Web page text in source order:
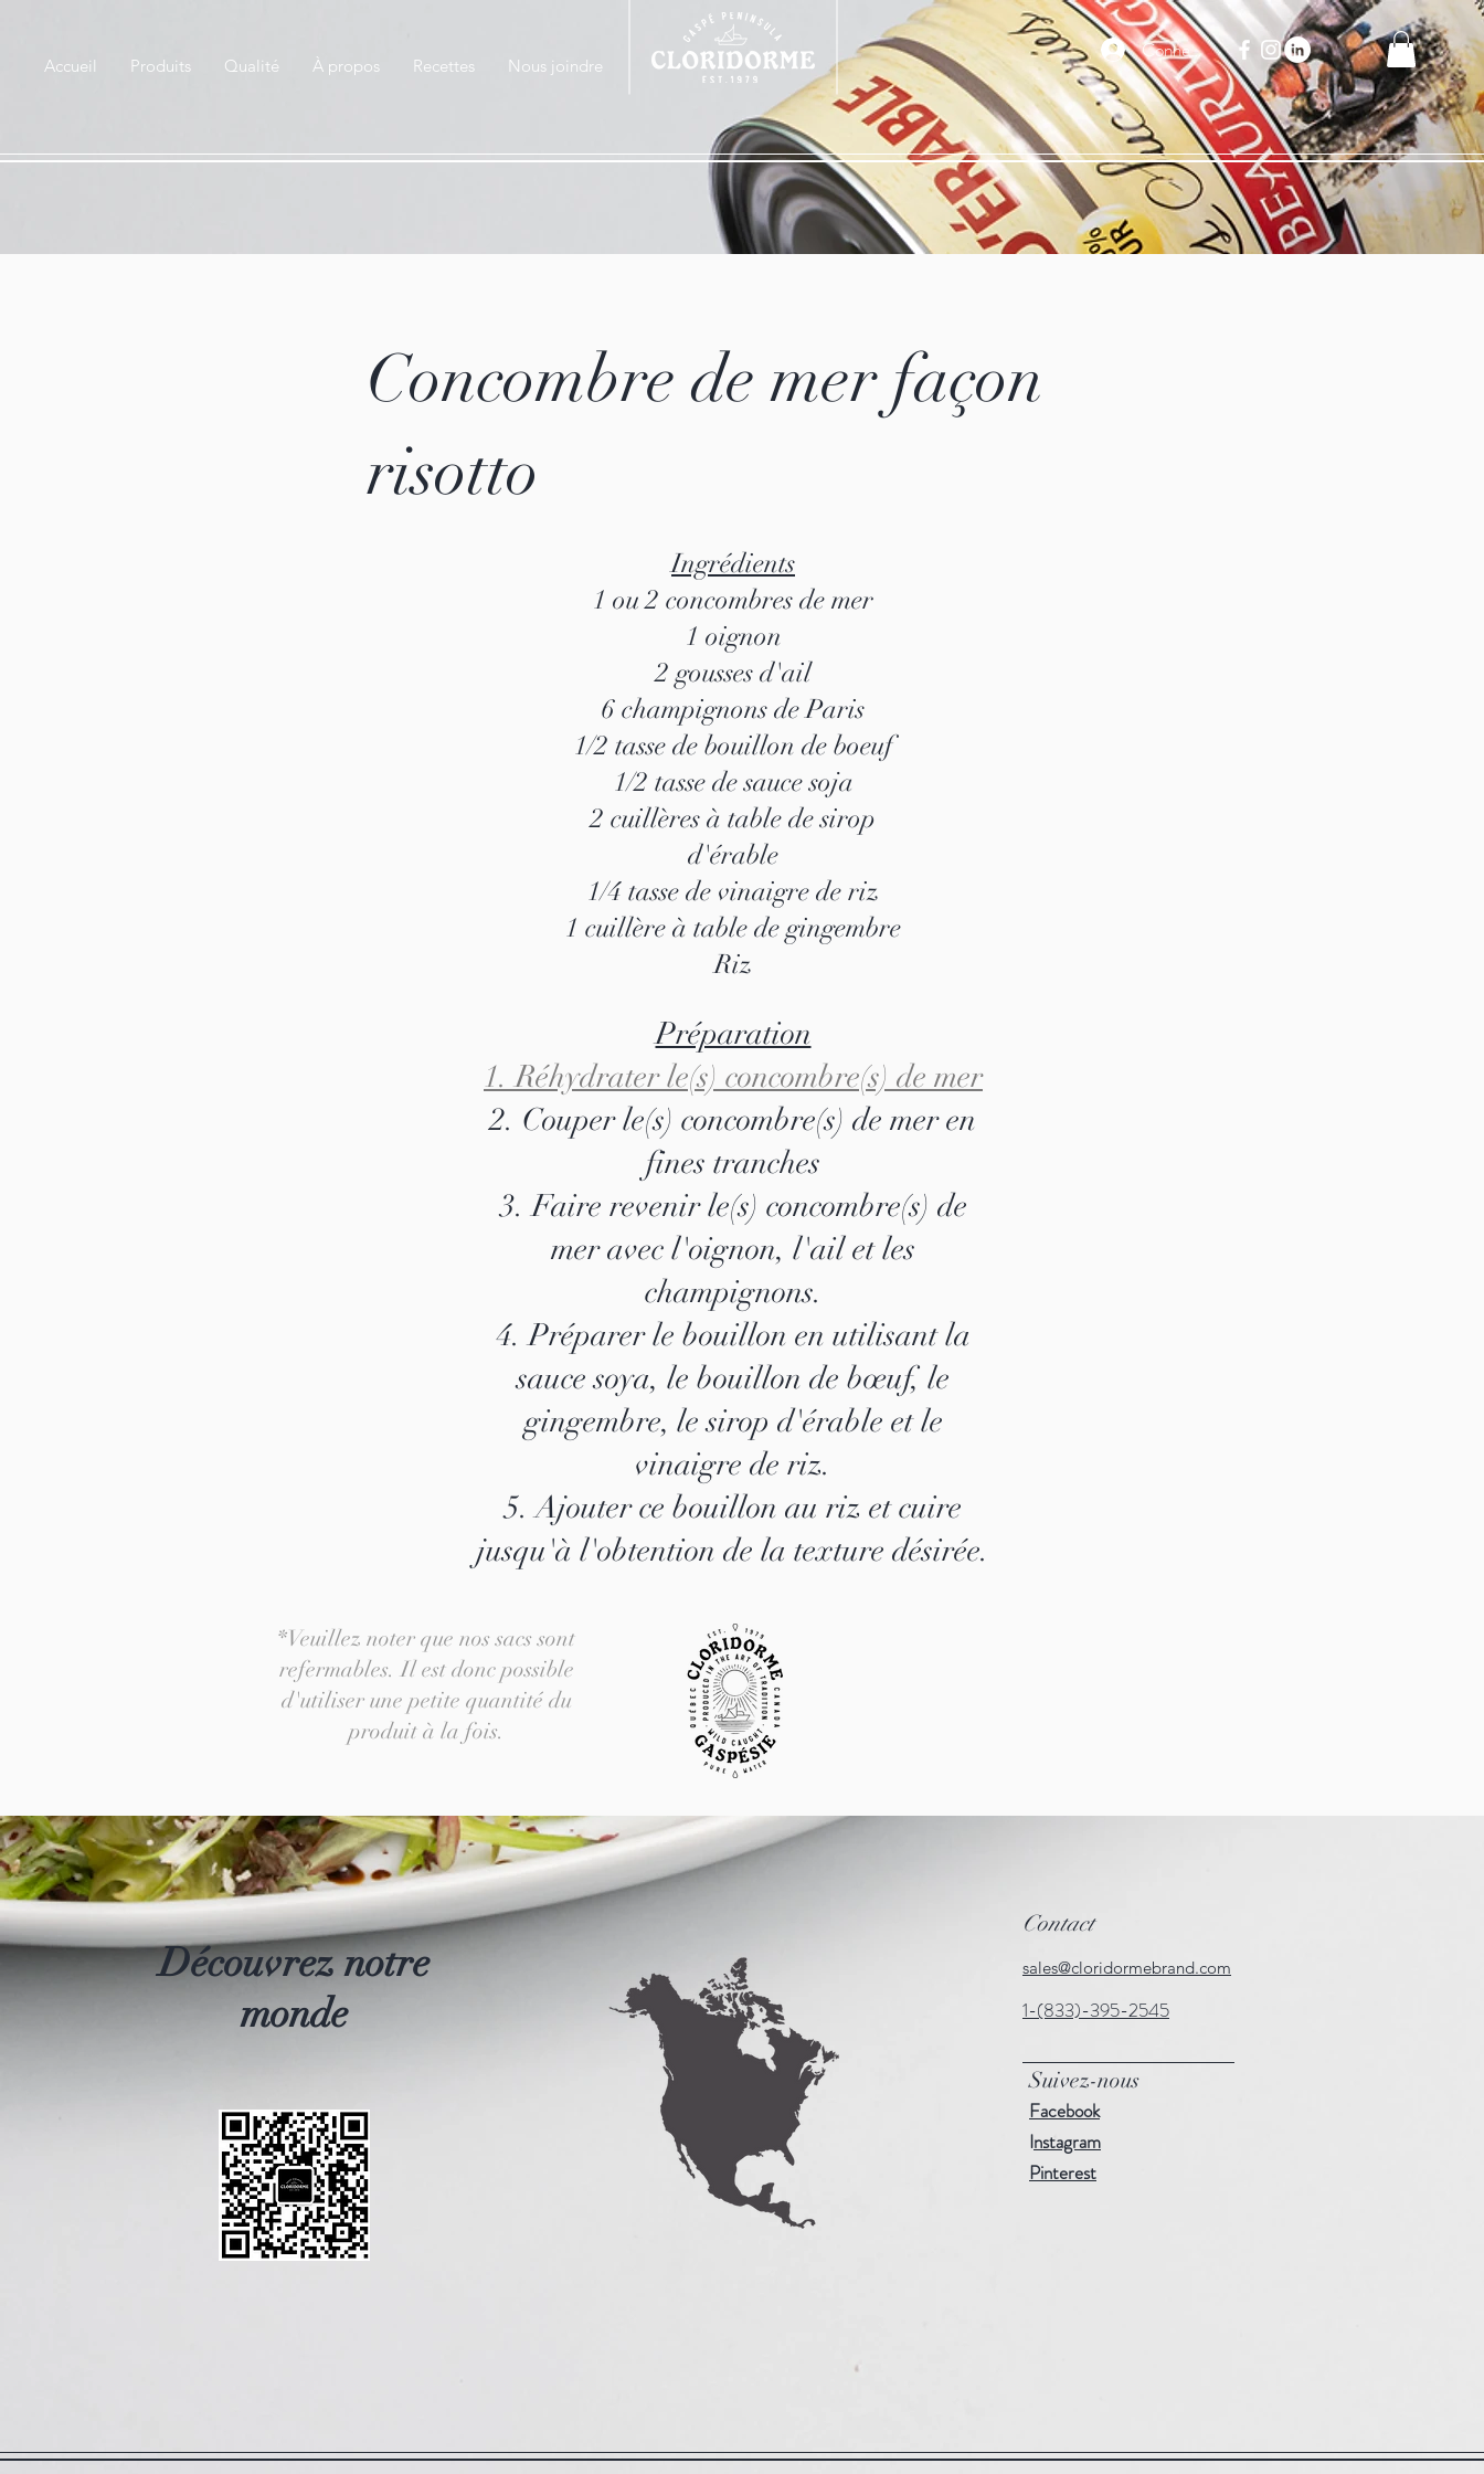
Connexion
Accueil Produits Qualité À propos Recettes Nous joindre
Concombre de mer façon
risotto
Ingrédients
1 ou 2 concombres de mer
1 oignon
2 gousses d'ail
6 champignons de Paris
1/2 tasse de bouillon de boeuf
1/2 tasse de sauce soja
2 cuillères à table de sirop
d'érable
1/4 tasse de vinaigre de riz
1 cuillère à table de gingembre
Riz
Préparation
1. Réhydrater le(s) concombre(s) de mer
2. Couper le(s) concombre(s) de mer en
fines tranches
3. Faire revenir le(s) concombre(s) de
mer avec l'oignon, l'ail et les
champignons.
4. Préparer le bouillon en utilisant la
sauce soya, le bouillon de bœuf, le
gingembre, le sirop d'érable et le
vinaigre de riz.
5. Ajouter ce bouillon au riz et cuire
jusqu'à l'obtention de la texture désirée.
*Veuillez noter que nos sacs sont
refermables. Il est donc possible
d'utiliser une petite quantité du
produit à la fois.
Contact
Découvrez notre
monde
sales@cloridormebrand.com
1-(833)-395-2545
Suivez-nous
Facebook
Instagram
Pinterest